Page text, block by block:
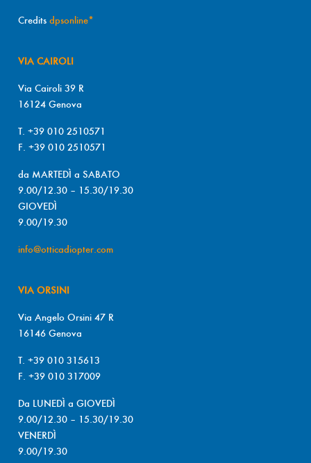
Credits dpsonline*
VIA CAIROLI
Via Cairoli 39 R
16124 Genova
T. +39 010 2510571
F. +39 010 2510571
da MARTEDÌ a SABATO
9.00/12.30 – 15.30/19.30
GIOVEDÌ
9.00/19.30
info@otticadiopter.com
VIA ORSINI
Via Angelo Orsini 47 R
16146 Genova
T. +39 010 315613
F. +39 010 317009
Da LUNEDÌ a GIOVEDÌ
9.00/12.30 – 15.30/19.30
VENERDÌ
9.00/19.30